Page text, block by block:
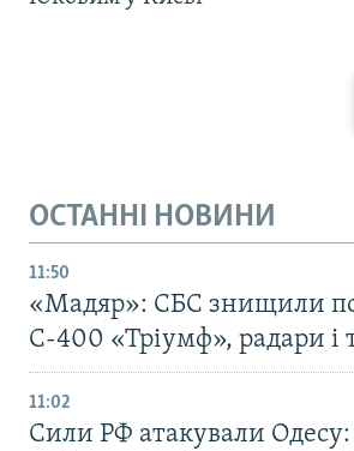
ОСТАННІ НОВИНИ
11:50
«Мадяр»: СБС знищили
С-400 «Тріумф», радари і
11:02
Сили РФ атакували Одесу: